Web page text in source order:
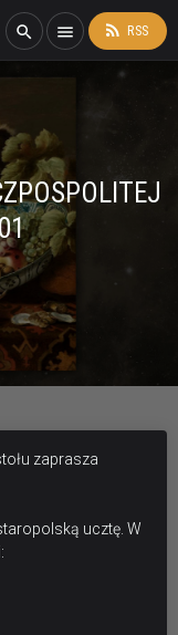
search menu rss_feed RSS
zaprasza
ucztę. W